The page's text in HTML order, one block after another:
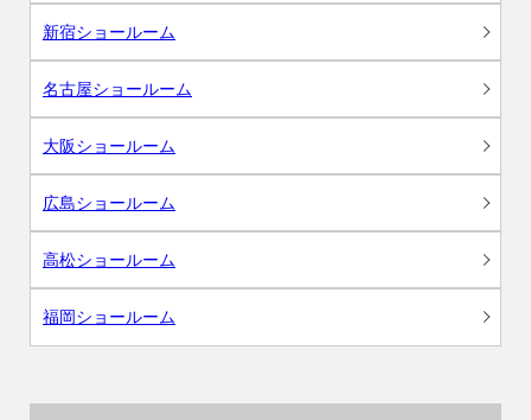
新宿ショールーム
名古屋ショールーム
大阪ショールーム
広島ショールーム
高松ショールーム
福岡ショールーム